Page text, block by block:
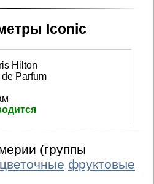
Iconic
Hilton
de Parfum
(группы
цветочные фруктовые